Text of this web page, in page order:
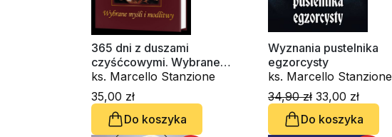
365 dni z duszami
czyśćcowymi. Wybrane
myśli i modlitwy
ks. Marcello Stanzione
35,00 zł
Do koszyka
Wyznania pustelnika
egzorcysty
ks. Marcello Stanzione
34,90 zł 33,00 zł
Do koszyka